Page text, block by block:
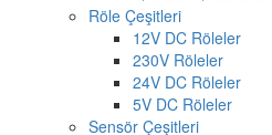
Röle Çeşitleri
12V DC Röleler
230V Röleler
24V DC Röleler
5V DC Röleler
Sensör Çeşitleri